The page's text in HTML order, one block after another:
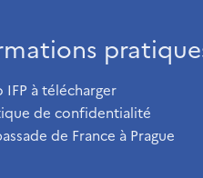
IFP à télécharger
de confidentialité
de France à Prague